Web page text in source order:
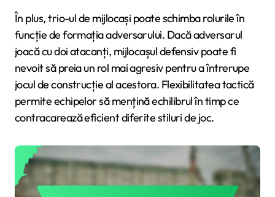
În plus, trio-ul de mijlocași poate schimba rolurile în
funcție de formația adversarului. Dacă adversarul
joacă cu doi atacanți, mijlocașul defensiv poate fi
nevoit să preia un rol mai agresiv pentru a întrerupe
jocul de construcție al acestora. Flexibilitatea tactică
permite echipelor să mențină echilibrul în timp ce
contracarează eficient diferite stiluri de joc.